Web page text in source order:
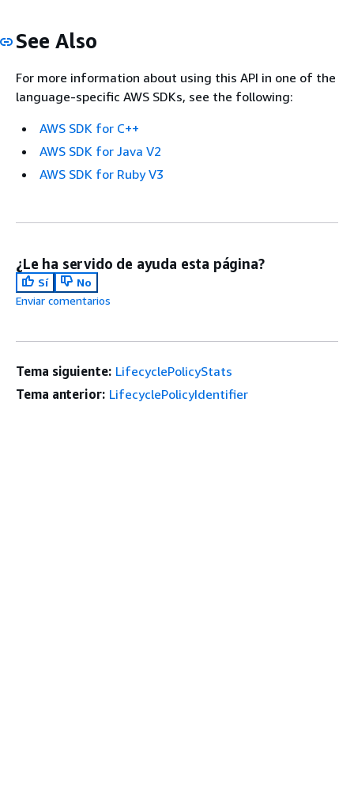
See Also
For more information about using this API in one of the
language-specific AWS SDKs, see the following:
AWS SDK for C++
AWS SDK for Java V2
AWS SDK for Ruby V3
¿Le ha servido de ayuda esta página?
Sí
No
Enviar comentarios
Tema siguiente: LifecyclePolicyStats
Tema anterior: LifecyclePolicyIdentifier